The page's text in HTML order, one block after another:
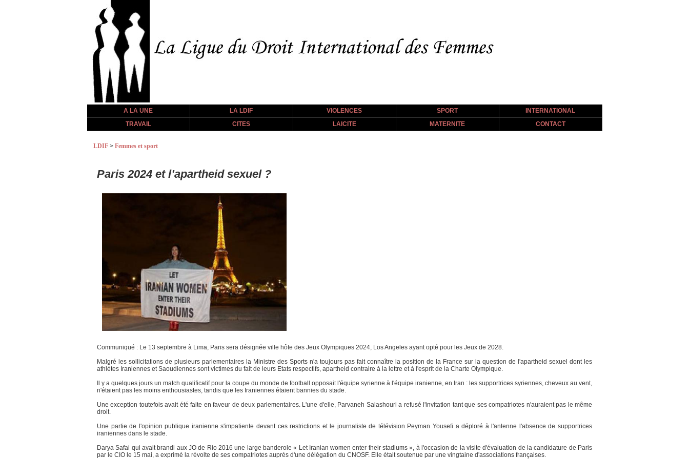
A LA UNE LA LDIF VIOLENCES SPORT
INTERNATIONAL
TRAVAIL
CITES LAICITE MATERNITE CONTACT
LDIF > Femmes et sport
Paris 2024 et l’apartheid sexuel ?
Communiqué : Le 13 septembre à Lima, Paris sera désignée ville hôte des Jeux Olympiques 2024, Los Angeles ayant opté pour les Jeux de 2028.
Malgré les sollicitations de plusieurs parlementaires la Ministre des Sports n'a toujours pas fait connaître la position de la France sur la question de l'apartheid sexuel dont les
athlètes Iraniennes et Saoudiennes sont victimes du fait de leurs Etats respectifs, apartheid contraire à la lettre et à l'esprit de la Charte Olympique.
Il y a quelques jours un match qualificatif pour la coupe du monde de football opposait l'équipe syrienne à l'équipe iranienne, en Iran : les supportrices syriennes, cheveux au vent,
n'étaient pas les moins enthousiastes, tandis que les Iraniennes étaient bannies du stade.
Une exception toutefois avait été faite en faveur de deux parlementaires. L'une d'elle, Parvaneh Salashouri a refusé l'invitation tant que ses compatriotes n'auraient pas le même
droit.
Une partie de l'opinion publique iranienne s'impatiente devant ces restrictions et le journaliste de télévision Peyman Yousefi a déploré à l'antenne l'absence de supportrices
iraniennes dans le stade.
Darya Safai qui avait brandi aux JO de Rio 2016 une large banderole « Let Iranian women enter their stadiums », à l'occasion de la visite d'évaluation de la candidature de Paris
par le CIO le 15 mai, a exprimé la révolte de ses compatriotes auprès d'une délégation du CNOSF. Elle était soutenue par une vingtaine d'associations françaises.